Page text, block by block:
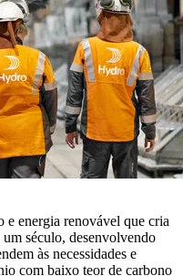
e energia renovável que cria
século, desenvolvendo
às necessidades e
com baixo teor de carbono